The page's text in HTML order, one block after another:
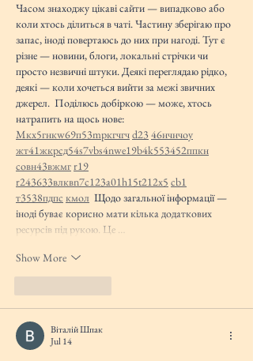
Часом знаходжу цікаві сайти — випадково або
коли хтось ділиться в чаті. Частину зберігаю про
запас, іноді повертаюсь до них при нагоді. Тут є
різне — новини, блоги, локальні стрічки чи
просто незвичні штуки. Деякі переглядаю рідко,
деякі — коли хочеться вийти за межі звичних
джерел.  Поділюсь добіркою — може, хтось
натрапить на щось нове:
Мкх5гнкw69п53mpкгчгчd23 46нчнчоу
жт41жкрсд54s7vbs4nwe19b4k553452ппкн
совн43вжмгr19
r243633влквn7c123a01h15t212x5 cb1
т3538пдпс кмол
  Щодо загальної інформації —
іноді буває корисно мати кілька додаткових
ресурсів під рукою. Це …
Show More
Віталій Шпак
Jul 14